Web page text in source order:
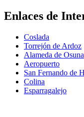
Enlaces de
Coslada
Torrejón de Ardoz
Alameda de Osuna
Aeropuerto
San Fernando de
Colina
Esparragalejo